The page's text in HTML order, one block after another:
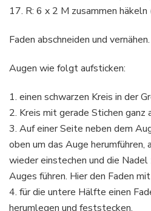
17. R: 6 x 2 M zusammen häkeln
Faden abschneiden und vernähen.
Augen wie folgt aufsticken:
1. einen schwarzen Kreis in der
2. Kreis mit gerade Stichen ganz
3. Auf einer Seite neben dem
oben um das Auge herumführen,
wieder einstechen und die
Auges führen. Hier den Faden
4. für die untere Hälfte einen
herumlegen und feststecken.